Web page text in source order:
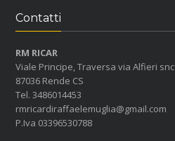
Contatti
RM RICAR
Viale Principe, Traversa via Alfieri snc
87036 Rende CS
Tel. 3486014453
rmricardiraffaelemuglia@gmail.com
P.Iva 03396530788